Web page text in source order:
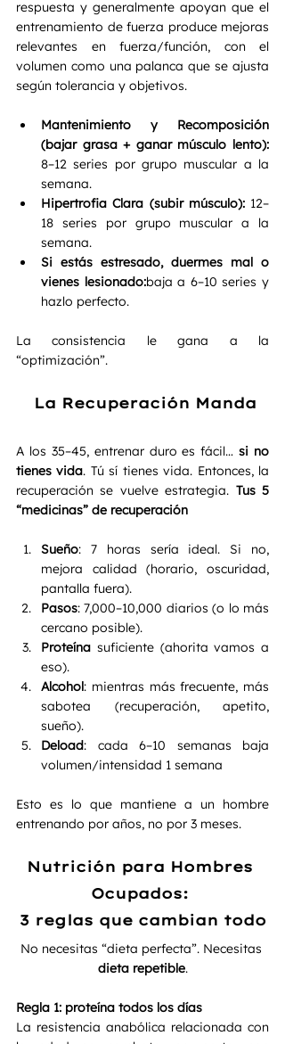
respuesta y generalmente apoyan que el
entrenamiento de fuerza produce mejoras
relevantes en fuerza/función, con el
volumen como una palanca que se ajusta
según tolerancia y objetivos.
Mantenimiento y Recomposición
8–12 series por grupo muscular a la
semana.
Hipertrofia Clara (subir músculo): 12–
18 series por grupo muscular a la
semana.
Si estás estresado, duermes mal o
vienes lesionado:baja a 6–10 series y
hazlo perfecto.
La consistencia le gana a la
“optimización”.
La Recuperación Manda
A los 35–45, entrenar duro es fácil… si no
tienes vida. Tú sí tienes vida. Entonces, la
recuperación se vuelve estrategia. Tus 5
“medicinas” de recuperación
Sueño: 7 horas sería ideal. Si no,
mejora calidad (horario, oscuridad,
pantalla fuera).
Pasos: 7,000–10,000 diarios (o lo más
cercano posible).
Proteína suficiente (ahorita vamos a
eso).
Alcohol: mientras más frecuente, más
sabotea (recuperación, apetito,
sueño).
Deload: cada 6–10 semanas baja
volumen/intensidad 1 semana
Esto es lo que mantiene a un hombre
entrenando por años, no por 3 meses.
Nutrición para Hombres
Ocupados:
3 reglas que cambian todo
No necesitas “dieta perfecta”. Necesitas
dieta repetible.
Regla 1: proteína todos los días
La resistencia anabólica relacionada con